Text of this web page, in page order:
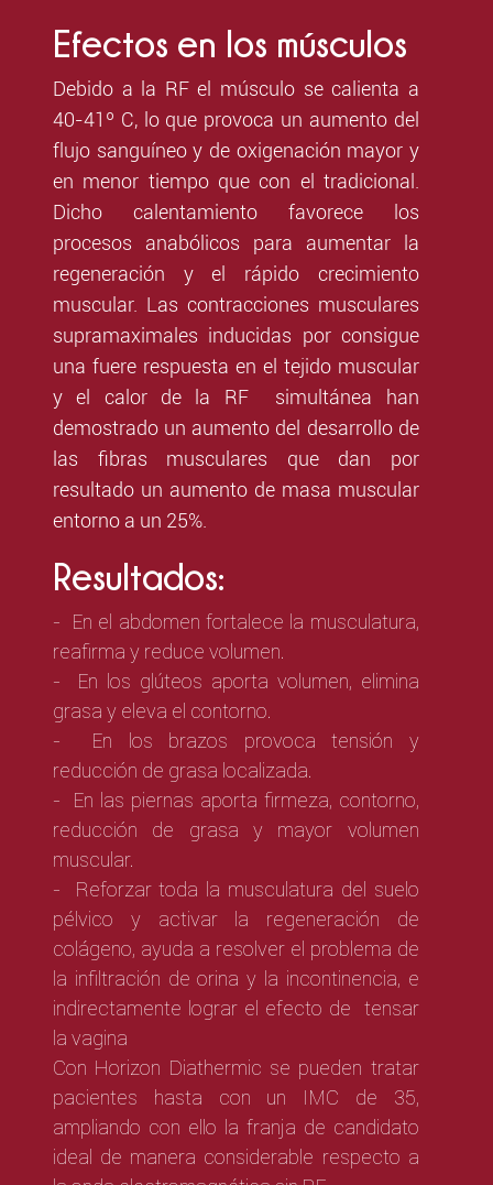
Efectos en los músculos
Debido a la RF el músculo se calienta a
40-41º C, lo que provoca un aumento del
flujo sanguíneo y de oxigenación mayor y
en menor tiempo que con el tradicional.
Dicho calentamiento favorece los
procesos anabólicos para aumentar la
regeneración y el rápido crecimiento
muscular. Las contracciones musculares
supramaximales inducidas por consigue
una fuere respuesta en el tejido muscular
y el calor de la RF simultánea han
demostrado un aumento del desarrollo de
las fibras musculares que dan por
resultado un aumento de masa muscular
entorno a un 25%.
Resultados:
- En el abdomen fortalece la musculatura,
reafirma y reduce volumen.
- En los glúteos aporta volumen, elimina
grasa y eleva el contorno.
- En los brazos provoca tensión y
reducción de grasa localizada.
- En las piernas aporta firmeza, contorno,
reducción de grasa y mayor volumen
muscular.
- Reforzar toda la musculatura del suelo
pélvico y activar la regeneración de
colágeno, ayuda a resolver el problema de
la infiltración de orina y la incontinencia, e
indirectamente lograr el efecto de tensar
la vagina
Con Horizon Diathermic se pueden tratar
pacientes hasta con un IMC de 35,
ampliando con ello la franja de candidato
ideal de manera considerable respecto a